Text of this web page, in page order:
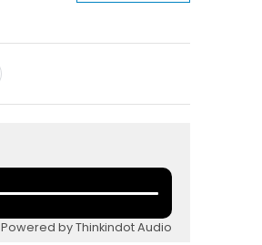
Powered by Thinkindot Audio